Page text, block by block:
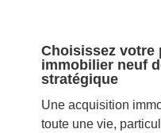
Choisissez votre
immobilier neuf
stratégique
Une acquisition
toute une vie,